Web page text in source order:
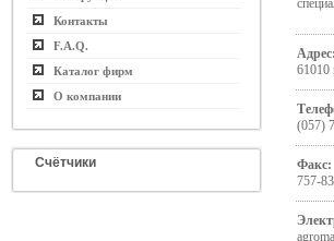
Контакты
F.A.Q.
Каталог фирм
О компании
Счётчики
Адрес:
61010
(057)
Факс:
757-